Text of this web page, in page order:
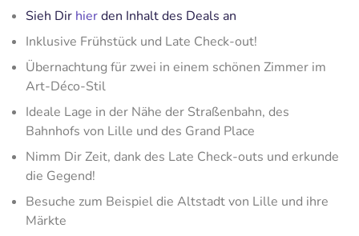
Sieh Dir hierden Inhalt des Deals an
Inklusive Frühstück und Late Check-out!
Übernachtung für zwei in einem schönen Zimmer im
Art-Déco-Stil
Ideale Lage in der Nähe der Straßenbahn, des
Bahnhofs von Lille und des Grand Place
Nimm Dir Zeit, dank des Late Check-outs und erkunde
die Gegend!
Besuche zum Beispiel die Altstadt von Lille und ihre
Märkte